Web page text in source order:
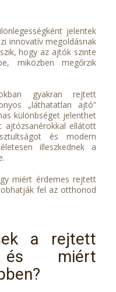
jelentek
innovatív megoldásnak
hogy az ajtók szinte
miközben megőrzik
gyakran rejtett
„láthatatlan ajtó”
különbséget jelenthet
ajtózsanérokkal ellátott
és modern
illeszkednek a
miért érdemes rejtett
fel az otthonod
a rejtett
és miért